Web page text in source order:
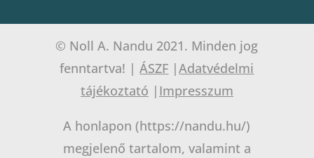
© Noll A. Nandu 2021. Minden jog
fenntartva! |ÁSZF |Adatvédelmi
tájékoztató | Impresszum
A honlapon (https://nandu.hu/)
megjelenő tartalom, valamint a